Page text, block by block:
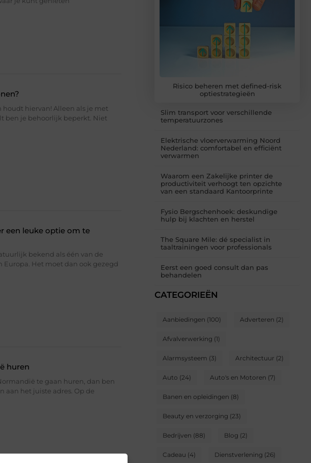
hiervan! Alleen als je met
ben je behoorlijk beperkt. Niet
een leuke optie om te
bekend als één van de
Het moet dan ook gezegd
huren
te gaan huren, dan ben
aan het juiste adres. Op de
Risico beheren met defined-risk
optiestrategieën
Slim transport voor verschillende
temperatuurzones
Elektrische vloerverwarming Noord
Nederland: comfortabel en efficiënt
verwarmen
Waarom een Zakelijke printer de
productiviteit verhoogt ten opzichte
van een standaard Kantoorprinte
Fysio Bergschenhoek: deskundige
hulp bij klachten en herstel
The Square Mile: dé specialist in
taaltrainingen voor professionals
Eerst een goed consult dan pas
behandelen
CATEGORIEËN
Aanbiedingen (100) Adverteren (2)
Afvalverwerking (1)
Alarmsysteem (3) Architectuur (2)
Auto (24) Auto's en Motoren (7)
Banen en opleidingen (8)
Beauty en verzorging (23)
Bedrijven (88) Blog (2)
Cadeau (4) Dienstverlening (26)